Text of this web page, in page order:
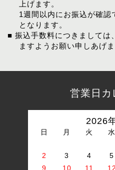
上げます。
1週間以内にお振込が確
となります。
■ 振込手数料につきましては
ますようお願い申しあげま
営業日カ
2026
日 月 火 水
2
3 4 5
9
10 11 12